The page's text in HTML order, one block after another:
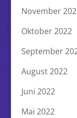
November
Oktober 2022
September
August 2022
Juni 2022
Mai 2022